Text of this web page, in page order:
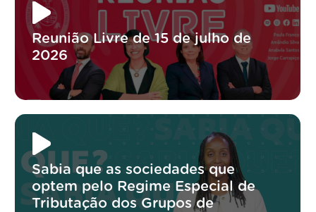
Reunião Livre de 15 de julho de
2026
Sabia que as sociedades que
optem pelo Regime Especial de
Tributação dos Grupos de